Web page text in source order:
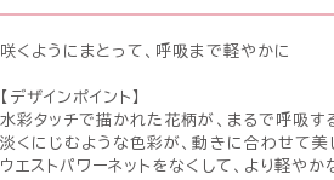
咲くようにまとって、呼吸まで軽やかに
【デザインポイント】
水彩タッチで描かれた花柄が、まるで呼吸す
淡くにじむような色彩が、動きに合わせて美
ウエストパワーネットをなくして、より軽やか